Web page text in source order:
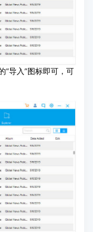
“导入”图标即可，可